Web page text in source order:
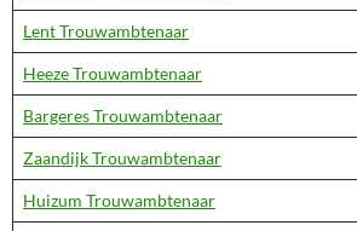
Lent Trouwambtenaar
Heeze Trouwambtenaar
Bargeres Trouwambtenaar
Zaandijk Trouwambtenaar
Huizum Trouwambtenaar